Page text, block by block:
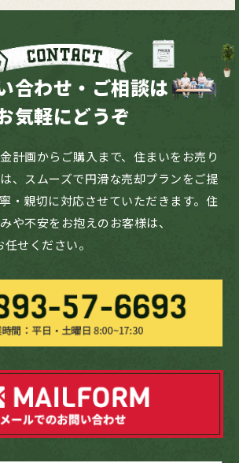
合わせ・ご相談は
気軽にどうぞ
計画からご購入まで、住まいをお売り
、スムーズで円滑な売却プランをご提
・親切に対応させていただきます。住
や不安をお抱えのお客様は、
せください。